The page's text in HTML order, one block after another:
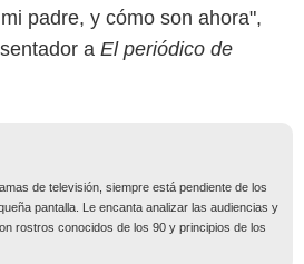
padre, y cómo son ahora",
a El periódico de
de televisión, siempre está pendiente de los
pantalla. Le encanta analizar las audiencias y
rostros conocidos de los 90 y principios de los